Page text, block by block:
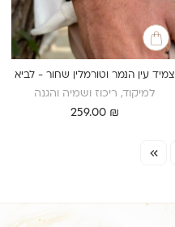
צמיד עין הנמר וטורמלין שחור - לביא
למיקוד, ריכוז ושמיה והגנה
259.00 ₪